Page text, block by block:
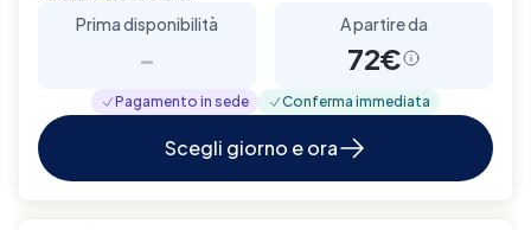
Prima disponibilità
-
A partire da
72€
Pagamento in sede Conferma immediata
Scegli giorno e ora